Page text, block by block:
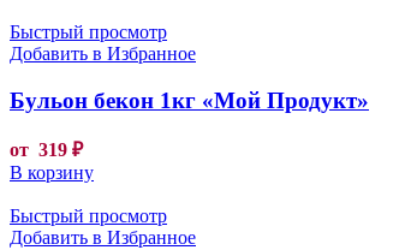
Быстрый просмотр
Добавить в Избранное
Бульон бекон 1кг «Мой Продукт»
от 319 ₽
В корзину
Быстрый просмотр
Добавить в Избранное